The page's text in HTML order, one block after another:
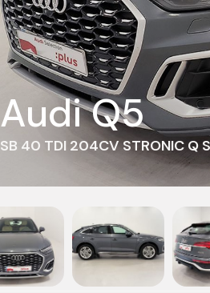
Audi Q5
SB 40 TDI 204CV STRONIC Q